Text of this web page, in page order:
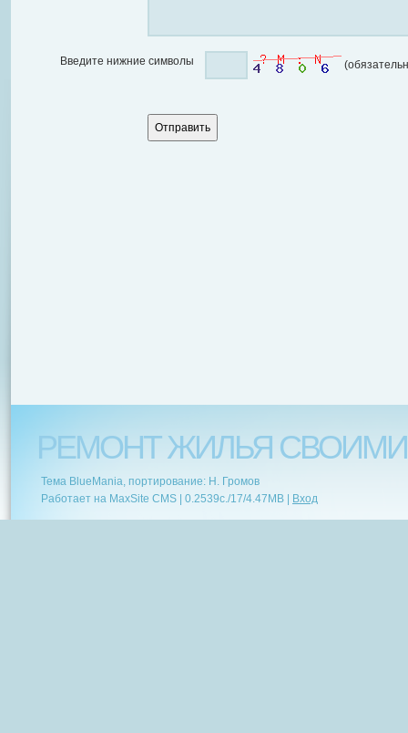
Введите нижние символы
РЕМОНТ ЖИЛЬЯ
Тема BlueMania, портирование: Н. Громов
Работает на MaxSite CMS | 0.2539c./17/4.47MB | Вход